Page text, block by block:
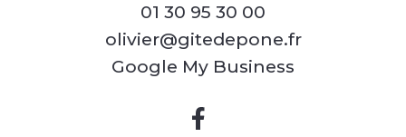
01 30 95 30 00
olivier@gitedepone.fr
Google My Business